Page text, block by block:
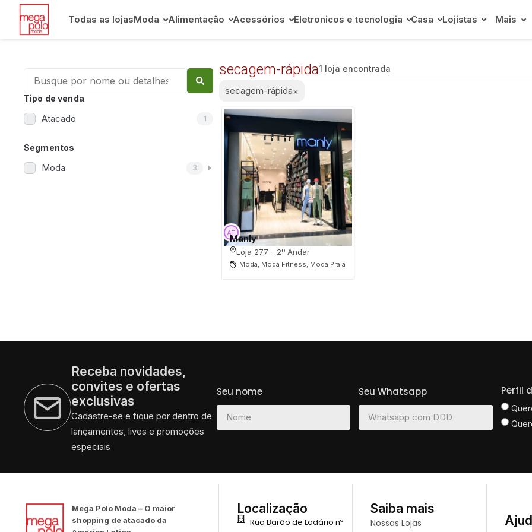
Todas as lojasModa Alimentação Acessórios Eletronicos e tecnologia Casa Lojistas Mais
Tipo de venda
Atacado 1
Segmentos
Moda 3
secagem-rápida1 loja encontrada
secagem-rápida×
Manly
Loja 277 - 2º Andar
Moda, Moda Fitness, Moda Praia
Receba novidades,
convites e ofertas
exclusivas
Cadastre-se e fique por dentro de
lançamentos, lives e promoções
especiais
Seu nome Seu Whatsapp Perfil
Mega Polo Moda – O maior
shopping de atacado da
Localização
Rua Barão de Ladário nº
Saiba mais
Nossas Lojas